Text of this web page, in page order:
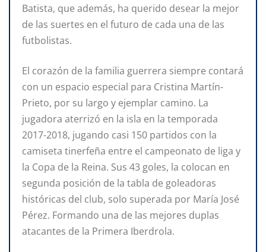
Batista, que además, ha querido desear la mejor
de las suertes en el futuro de cada una de las
futbolistas.
El corazón de la familia guerrera siempre contará
con un espacio especial para Cristina Martín-
Prieto, por su largo y ejemplar camino. La
jugadora aterrizó en la isla en la temporada
2017-2018, jugando casi 150 partidos con la
camiseta tinerfeña entre el campeonato de liga y
la Copa de la Reina. Sus 43 goles, la colocan en
segunda posición de la tabla de goleadoras
históricas del club, solo superada por María José
Pérez. Formando una de las mejores duplas
atacantes de la Primera Iberdrola.